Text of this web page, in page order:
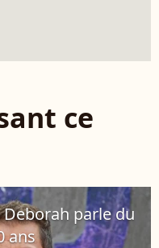
ce
Deborah parle du
ans